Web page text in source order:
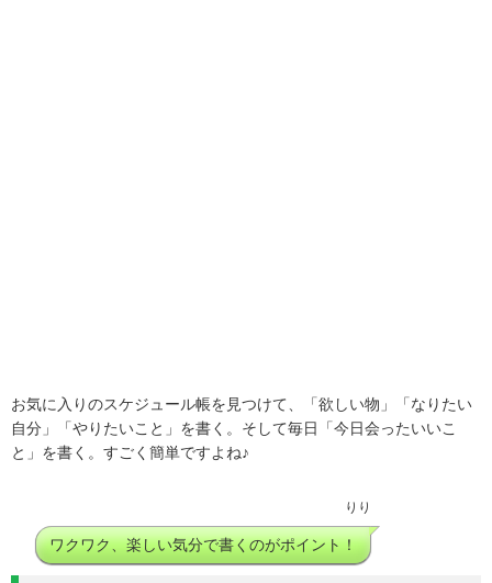
お気に入りのスケジュール帳を見つけて、「欲しい物」「なりたい
自分」「やりたいこと」を書く。そして毎日「今日会ったいいこ
と」を書く。すごく簡単ですよね♪
りり
ワクワク、楽しい気分で書くのがポイント！